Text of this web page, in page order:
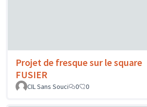
Projet de fresque sur le square
FUSIER
CIL Sans Souci
0 0